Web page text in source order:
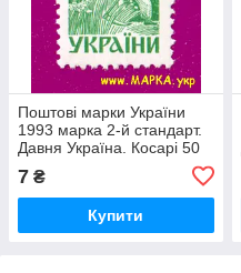
Поштові марки України
1993 марка 2-й стандарт.
Давня Україна. Косарі 50
7 ₴
Купити